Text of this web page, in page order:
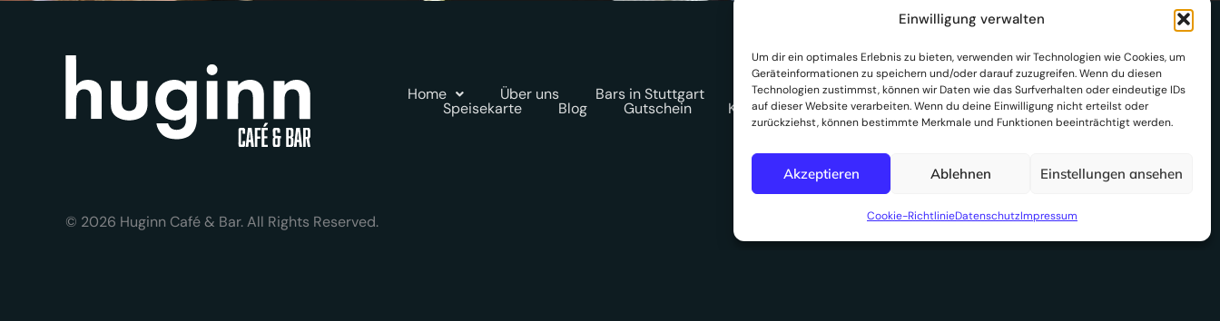
Einwilligung verwalten
Um dir ein optimales Erlebnis zu bieten, verwenden wir Technologien wie Cookies, um
Geräteinformationen zu speichern und/oder darauf zuzugreifen. Wenn du diesen
Technologien zustimmst, können wir Daten wie das Surfverhalten oder eindeutige IDs
auf dieser Website verarbeiten. Wenn du deine Einwilligung nicht erteilst oder
zurückziehst, können bestimmte Merkmale und Funktionen beeinträchtigt werden.
Akzeptieren Ablehnen Einstellungen ansehen
Cookie-RichtlinieDatenschutzImpressum
Home Über uns Bars in Stuttgart Eventraum
Speisekarte Blog Gutschein Kontakt I
n
s
t
© 2026 Huginn Café & Bar. All Rights Reserved. Impressum|Datenschutz|Gutschein widerrufen